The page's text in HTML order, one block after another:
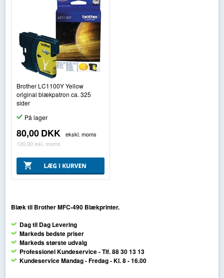
Brother LC1100Y Yellow
original blækpatron ca. 325
sider
På lager
80,00DKK
ekskl. moms
100,00 inkl. moms
Blæk til Brother MFC-490 Blækprinter.
Dag til Dag Levering
Markeds bedste priser
Markeds største udvalg
Professionel Kundeservice - Tlf. 88 30 13 13
Kundeservice Mandag - Fredag - Kl. 8 - 16.00